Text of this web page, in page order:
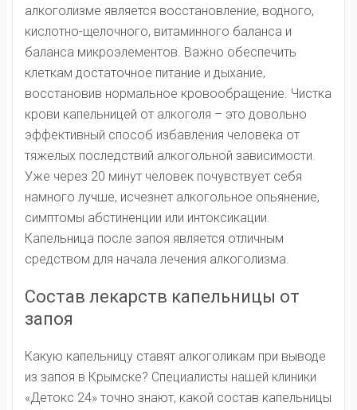
алкоголизме является восстановление, водного,
кислотно-щелочного, витаминного баланса и
баланса микроэлементов. Важно обеспечить
клеткам достаточное питание и дыхание,
восстановив нормальное кровообращение. Чистка
крови капельницей от алкоголя – это довольно
эффективный способ избавления человека от
тяжелых последствий алкогольной зависимости.
Уже через 20 минут человек почувствует себя
намного лучше, исчезнет алкогольное опьянение,
симптомы абстиненции или интоксикации.
Капельница после запоя является отличным
средством для начала лечения алкоголизма.
Состав лекарств капельницы от
запоя
Какую капельницу ставят алкоголикам при выводе
из запоя в Крымске? Специалисты нашей клиники
«Детокс 24» точно знают, какой состав капельницы